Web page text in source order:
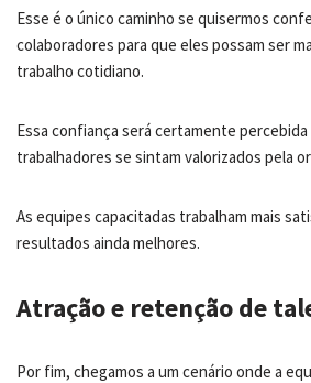
Esse é o único caminho se quisermos
colaboradores para que eles possam ser
trabalho cotidiano.
Essa confiança será certamente
trabalhadores se sintam valorizados pela
As equipes capacitadas trabalham mais
resultados ainda melhores.
Atração e retenção de
Por fim, chegamos a um cenário onde a